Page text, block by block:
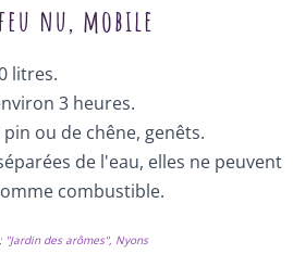
nu, mobile
litres.
3 heures.
ou de chêne, genêts.
de l'eau, elles ne peuvent
combustible.
des arômes", Nyons